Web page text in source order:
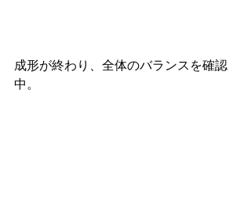
成形が終わり、全体のバランスを確認
中。